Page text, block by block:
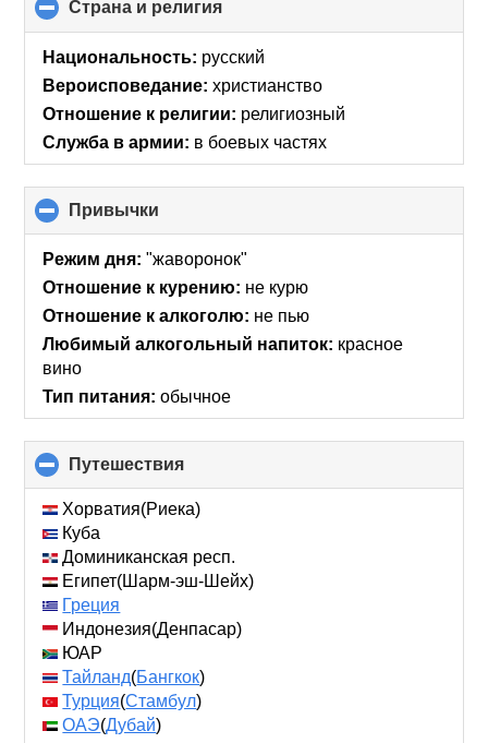
Страна и религия
to
collapse
Национальность: русский
Вероисповедание: христианство
Отношение к религии: религиозный
Служба в армии: в боевых частях
Привычки
to
collapse
Режим дня: "жаворонок"
Отношение к курению: не курю
Отношение к алкоголю: не пью
Любимый алкогольный напиток: красное
вино
Тип питания: обычное
Путешествия
to
collapse
Хорватия(Риека)
Куба
Доминиканская респ.
Египет(Шарм-эш-Шейх)
Греция
Индонезия(Денпасар)
ЮАР
Тайланд(Бангкок)
Турция(Стамбул)
ОАЭ(Дубай)